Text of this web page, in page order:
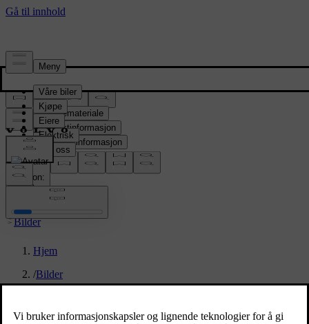
Presserom
Pressemateriale
Produktinformasjon
Selskapsinformasjon
Mediekontakter
location:
NO
Bilder
Hjem
/Bilder